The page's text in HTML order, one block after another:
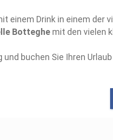
einem Drink in einem der
Botteghe mit den vielen
buchen Sie Ihren Urlaub